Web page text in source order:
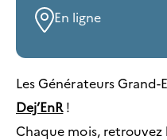
En ligne
Les Générateurs Grand-
Dej’EnR!
Chaque mois, retrouvez